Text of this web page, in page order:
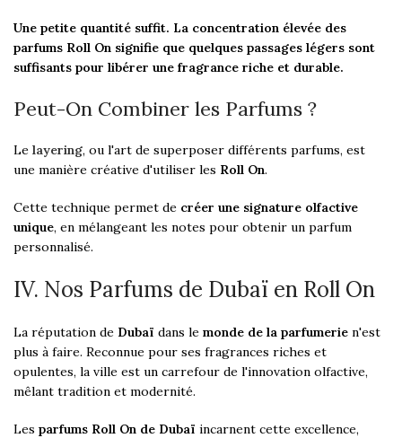
Une petite quantité suffit. La concentration élevée des
parfums Roll On signifie que quelques passages légers sont
suffisants pour libérer une fragrance riche et durable.
Peut-On Combiner les Parfums ?
Le layering, ou l'art de superposer différents parfums, est
une manière créative d'utiliser les Roll On.
Cette technique permet de créer une signature olfactive
unique, en mélangeant les notes pour obtenir un parfum
personnalisé.
IV. Nos Parfums de Dubaï en Roll On
La réputation de Dubaï dans le monde de la parfumerie n'est
plus à faire. Reconnue pour ses fragrances riches et
opulentes, la ville est un carrefour de l'innovation olfactive,
mêlant tradition et modernité.
Les parfums Roll On de Dubaï incarnent cette excellence,